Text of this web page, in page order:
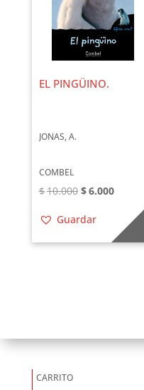
EL PINGÜINO.
JONAS, A.
COMBEL
$10.000 El
original
era:
$6.000El
precio
actual
es:
Guardar
CARRITO